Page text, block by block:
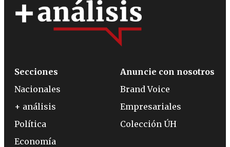
Secciones
Nacionales
+ análisis
Política
Economía
Anuncie con nosotros
Brand Voice
Empresariales
Colección ÚH